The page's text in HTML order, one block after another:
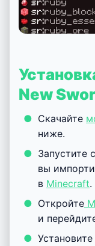
New
Скачайте
ниже.
Запустите
вы
в Minecraft.
Откройте
и